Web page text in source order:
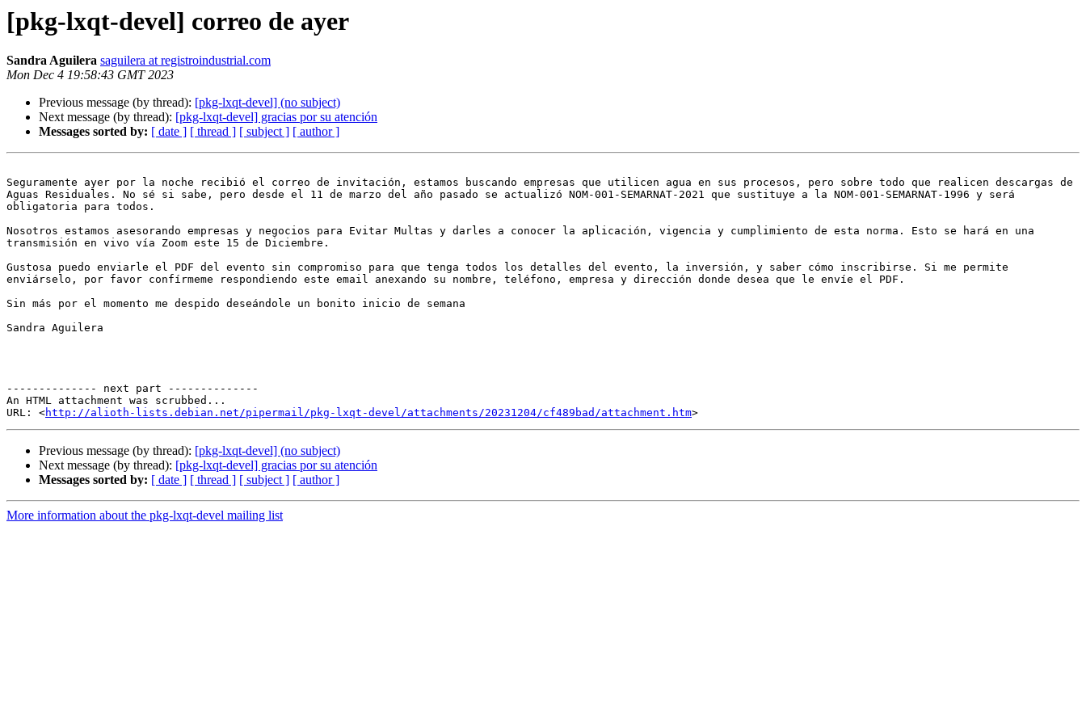
[pkg-lxqt-devel] correo de ayer
Sandra Aguilera saguilera at registroindustrial.com
Mon Dec 4 19:58:43 GMT 2023
Previous message (by thread): [pkg-lxqt-devel] (no subject)
Next message (by thread): [pkg-lxqt-devel] gracias por su atención
Messages sorted by: [ date ] [ thread ] [ subject ] [ author ]
Seguramente ayer por la noche recibió el correo de invitación, estamos buscando empresas que utilicen agua en sus procesos, pero sobre todo que realicen descargas de
Aguas Residuales. No sé si sabe, pero desde el 11 de marzo del año pasado se actualizó NOM-001-SEMARNAT-2021 que sustituye a la NOM-001-SEMARNAT-1996 y será
obligatoria para todos.
Nosotros estamos asesorando empresas y negocios para Evitar Multas y darles a conocer la aplicación, vigencia y cumplimiento de esta norma. Esto se hará en una
transmisión en vivo vía Zoom este 15 de Diciembre.
Gustosa puedo enviarle el PDF del evento sin compromiso para que tenga todos los detalles del evento, la inversión, y saber cómo inscribirse. Si me permite
enviárselo, por favor confírmeme respondiendo este email anexando su nombre, teléfono, empresa y dirección donde desea que le envíe el PDF.
Sin más por el momento me despido deseándole un bonito inicio de semana
Sandra Aguilera
-------------- next part --------------
An HTML attachment was scrubbed...
URL: <http://alioth-lists.debian.net/pipermail/pkg-lxqt-devel/attachments/20231204/cf489bad/attachment.htm
Previous message (by thread): [pkg-lxqt-devel] (no subject)
Next message (by thread): [pkg-lxqt-devel] gracias por su atención
Messages sorted by: [ date ] [ thread ] [ subject ] [ author ]
More information about the pkg-lxqt-devel mailing list